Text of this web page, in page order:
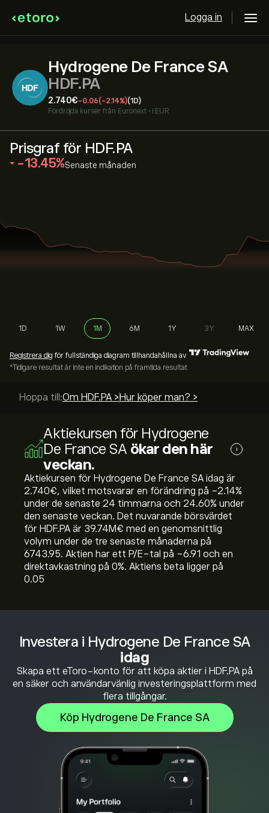
Logga in
Hydrogene De France SA
HDF.PA
2.740‎€‎-0.06(-2.14%)(1D)
Fördröjda kurser från Euronext • i EUR
Investera i Hydrogene De France SA
idag
Skapa ett eToro-konto för att köpa aktier i HDF.PA på
en säker och användarvänlig investeringsplattform med
flera tillgångar.
Köp Hydrogene De France SA
Prisgraf för HDF.PA
‎-13.45‎ Senaste månaden
1D 1W 1M 6M 1Y 3Y MAX
Registrera dig för fullständiga diagram tillhandahållna av
*Tidigare resultat är inte en indikation på framtida resultat
Hoppa till:Om HDF.PA > Hur köper man? >
Aktiekursen för Hydrogene
De France SA ökar den här
veckan.
i
Aktiekursen för Hydrogene De France SA idag är
2.740‎€‎, vilket motsvarar en förändring på ‎-2.14‎%
under de senaste 24 timmarna och ‎24.60‎% under
den senaste veckan. Det nuvarande börsvärdet
för HDF.PA är 39.74M‎€‎ med en genomsnittlig
volym under de tre senaste månaderna på
6743.95. Aktien har ett P/E-tal på -6.91 och en
direktavkastning på 0%. Aktiens beta ligger på
0.05